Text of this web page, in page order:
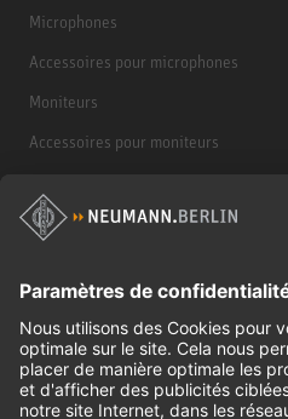
Microphones
Accessoires pour microphones
Moniteurs
Accessoires pour moniteurs
Produits historiques